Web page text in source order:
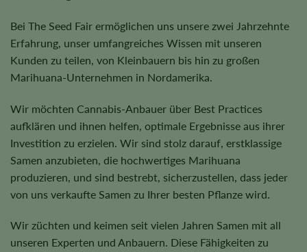
Bei The Seed Fair ermöglichen uns unsere zwei Jahrzehnte
Erfahrung, unser umfangreiches Wissen mit unseren
Kunden zu teilen, von Kleinbauern bis hin zu großen
Marihuana-Unternehmen in Nordamerika.
Wir möchten Cannabis-Anbauer über Best Practices
aufklären und ihnen helfen, optimale Ergebnisse aus ihrer
Investition zu erzielen. Wir sind stolz darauf, erstklassige
Samen anzubieten, die hochwertiges Marihuana
produzieren, und sind bestrebt, sicherzustellen, dass jeder
von uns verkaufte Samen zu Ihrer besten Pflanze wird.
Wir züchten und keimen seit vielen Jahren Samen mit all
unseren Experten und Anbauern. Diese Fähigkeiten zu